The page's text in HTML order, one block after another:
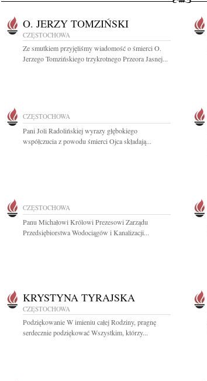
O. JERZY TOMZIŃSKI
CZĘSTOCHOWA
Ze smutkiem przyjęliśmy wiadomość o śmierci O.
Jerzego Tomzińskiego trzykrotnego Przeora Jasnej...
CZĘSTOCHOWA
Pani Joli Radolińskiej wyrazy głębokiego
współczucia z powodu śmierci Ojca składają...
CZĘSTOCHOWA
Panu Michałowi Królowi Prezesowi Zarządu
Przedsiębiorstwa Wodociągów i Kanalizacji...
KRYSTYNA TYRAJSKA
CZĘSTOCHOWA
Podziękowanie W imieniu całej Rodziny, pragnę
serdecznie podziękować Wszystkim, którzy...